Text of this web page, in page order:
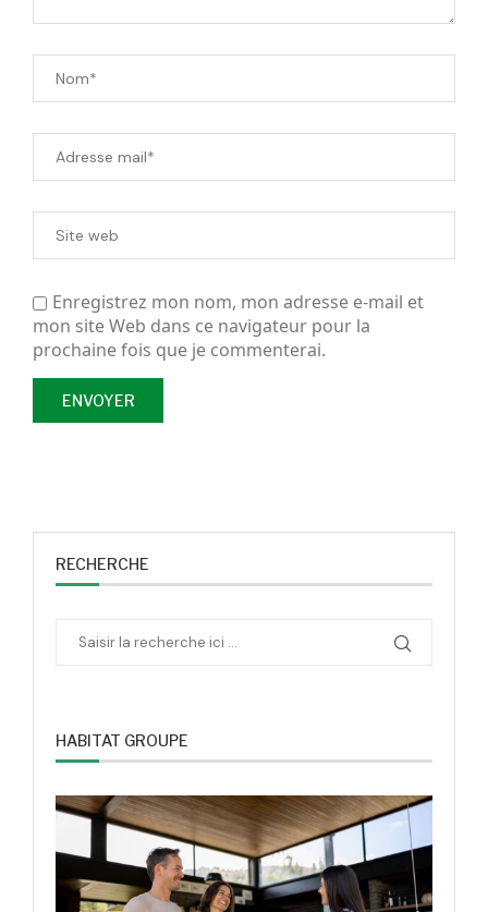
Enregistrez mon nom, mon adresse e-mail et
mon site Web dans ce navigateur pour la
prochaine fois que je commenterai.
RECHERCHE
HABITAT GROUPE